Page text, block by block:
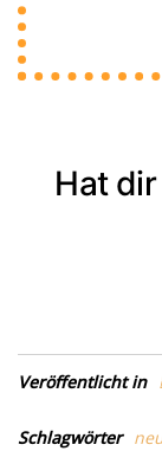
Hat
Veröffentlicht in
Schlagwörter